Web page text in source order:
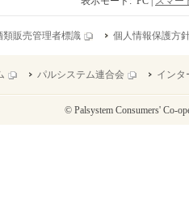
類販売管理者標識 個人情報保護方
パルシステム連合会 インタ
© Palsystem Consumers' Co-